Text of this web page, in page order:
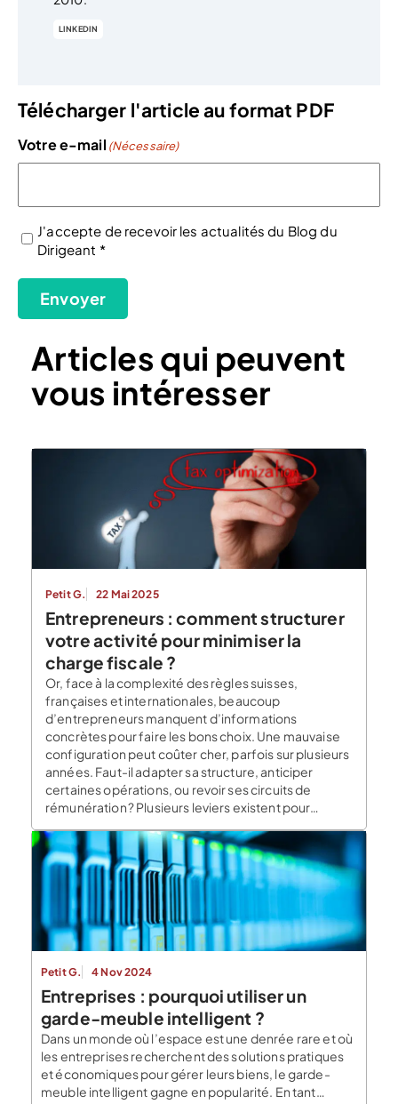
LINKEDIN
Télécharger l'article au format PDF
Votre e-mail (Nécessaire)
(Nécessaire)
J'accepte de recevoir les actualités du Blog du
Dirigeant *
Envoyer
Articles qui peuvent
vous intéresser
Petit G. 22 Mai 2025
Entrepreneurs : comment structurer
votre activité pour minimiser la
charge fiscale ?
Or, face à la complexité des règles suisses,
françaises et internationales, beaucoup
d’entrepreneurs manquent d’informations
concrètes pour faire les bons choix. Une mauvaise
configuration peut coûter cher, parfois sur plusieurs
années. Faut-il adapter sa structure, anticiper
certaines opérations, ou revoir ses circuits de
rémunération ? Plusieurs leviers existent pour
activer […]
Petit G. 4 Nov 2024
Entreprises : pourquoi utiliser un
garde-meuble intelligent ?
Dans un monde où l’espace est une denrée rare et où
les entreprises recherchent des solutions pratiques
et économiques pour gérer leurs biens, le garde-
meuble intelligent gagne en popularité. En tant